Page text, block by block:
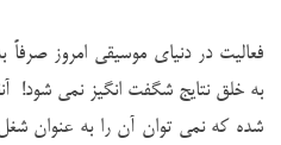
فعالیت در دنیای موسیقی امروز
به خلق نتایج شگفت انگیز نمی شود!
شده که نمی توان آن را به عنوان